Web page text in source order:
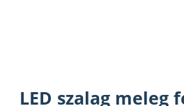
LED szalag meleg